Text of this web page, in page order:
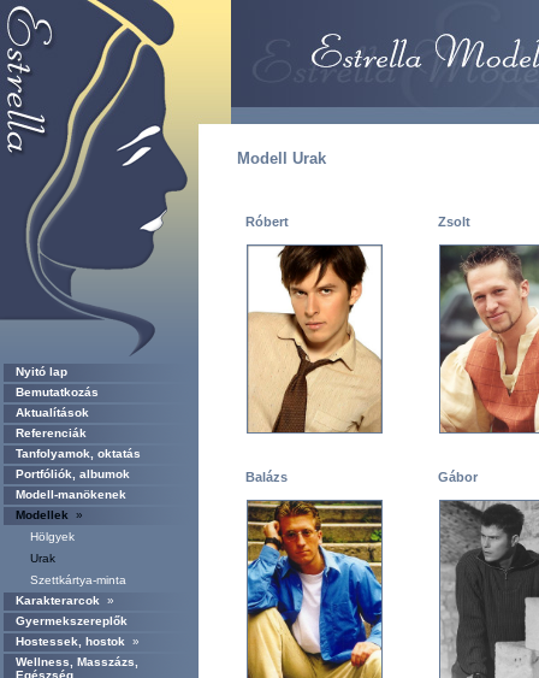
Nyitó lap
Bemutatkozás
Aktualítások
Referenciák
Tanfolyamok, oktatás
Portfóliók, albumok
Modell-manökenek
Modellek »
Hölgyek
Urak
Szettkártya-minta
Karakterarcok »
Gyermekszereplők
Hostessek, hostok »
Wellness, Masszázs,
Egészség
Modell Urak
Róbert Zsolt
Balázs Gábor